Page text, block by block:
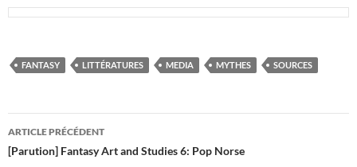
FANTASY LITTÉRATURES MEDIA MYTHES SOURCES
Navigation
des
ARTICLE PRÉCÉDENT
[Parution] Fantasy Art and Studies 6: Pop Norse